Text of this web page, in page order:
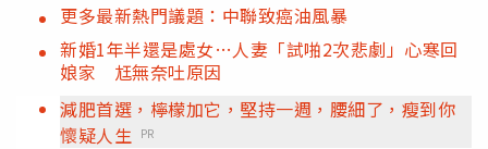
更多最新熱門議題：中聯致癌油風暴
新婚1年半還是處女…人妻「試啪2次悲劇」心寒回
娘家 尪無奈吐原因
減肥首選，檸檬加它，堅持一週，腰細了，瘦到你
懷疑人生 PR